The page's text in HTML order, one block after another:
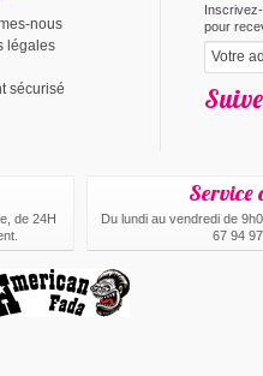
nous
légales
sécurisé
pour
de 24H
Service
Du lundi au vendredi de
67 94